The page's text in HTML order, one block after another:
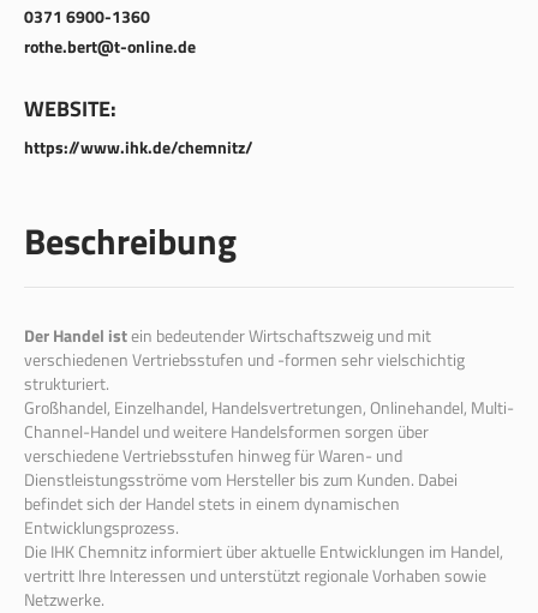
0371 6900-1360
rothe.bert@t-online.de
WEBSITE:
https://www.ihk.de/chemnitz/
Beschreibung
Der Handel istein bedeutender Wirtschaftszweig und mit
verschiedenen Vertriebsstufen und -formen sehr vielschichtig
strukturiert.
Großhandel, Einzelhandel, Handelsvertretungen, Onlinehandel, Multi-
Channel-Handel und weitere Handelsformen sorgen über
verschiedene Vertriebsstufen hinweg für Waren- und
Dienstleistungsströme vom Hersteller bis zum Kunden. Dabei
befindet sich der Handel stets in einem dynamischen
Entwicklungsprozess.
Die IHK Chemnitz informiert über aktuelle Entwicklungen im Handel,
vertritt Ihre Interessen und unterstützt regionale Vorhaben sowie
Netzwerke.